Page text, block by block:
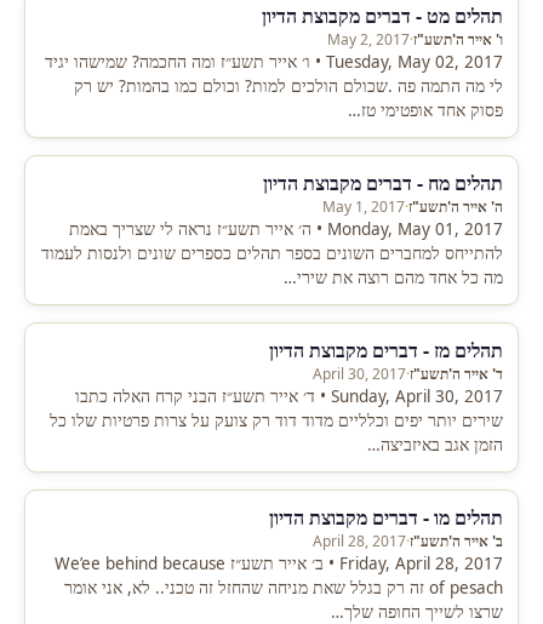
תהלים מט - דברים מקבוצת הדיון
ו' אייר ה'תשע"ז·
May 2, 2017
Tuesday, May 02, 2017 • ו׳ אייר תשע״ז ומה החכמה? שמישהו יגיד
לי מה התמה פה .שכולם הולכים למות? וכולם כמו בהמות? יש רק
פסוק אחד אופטימי טז…
תהלים מח - דברים מקבוצת הדיון
ה' אייר ה'תשע"ז·
May 1, 2017
Monday, May 01, 2017 • ה׳ אייר תשע״ז נראה לי שצריך באמת
להתייחס למחברים השונים בספר תהלים כספרים שונים ולנסות לעמוד
מה כל אחד מהם רוצה את שירי…
תהלים מז - דברים מקבוצת הדיון
ד' אייר ה'תשע"ז·
April 30, 2017
Sunday, April 30, 2017 • ד׳ אייר תשע״ז הבני קרח האלה כתבו
שירים יותר יפים וכלליים מדוד דוד רק צועק על צרות פרטיות שלו כל
הזמן אגב באיזביצה…
תהלים מו - דברים מקבוצת הדיון
ב' אייר ה'תשע"ז·
April 28, 2017
Friday, April 28, 2017 • ב׳ אייר תשע״ז We’ee behind because
of pesach זה רק בגלל שאת מניחה שהחזל זה טכני.. לא, אני אומר
שרצו לשייך החופה שלך…